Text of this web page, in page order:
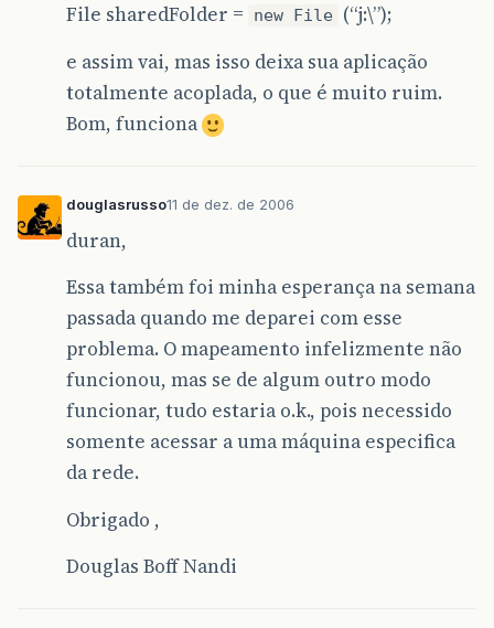
File sharedFolder =
new File (“j:\”);
e assim vai, mas isso deixa sua aplicação
totalmente acoplada, o que é muito ruim.
Bom, funciona
douglasrusso11 de dez. de 2006
duran,
Essa também foi minha esperança na semana
passada quando me deparei com esse
problema. O mapeamento infelizmente não
funcionou, mas se de algum outro modo
funcionar, tudo estaria o.k., pois necessido
somente acessar a uma máquina especifica
da rede.
Obrigado ,
Douglas Boff Nandi